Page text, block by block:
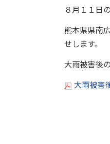
８月１１日
熊本県県南
せします。
大雨被害後
大雨被害